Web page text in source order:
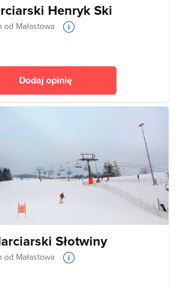
Henryk Ski
od Małastowa
Dodaj opinię
Słotwiny
od Małastowa